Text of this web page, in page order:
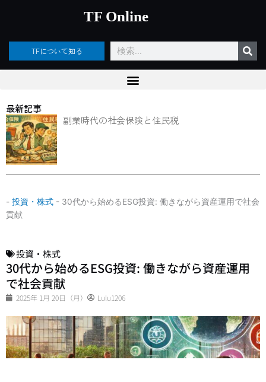
ッ
TF Online
TFについて知る
検
索
最新記事
副業時代の社会保険と住民税
- 投資・株式 - 30代から始めるESG投資: 働きながら資産運用で社会
貢献
投資・株式
30代から始めるESG投資: 働きながら資産運用
で社会貢献
2025年 1月 20日（月） Lulu1206